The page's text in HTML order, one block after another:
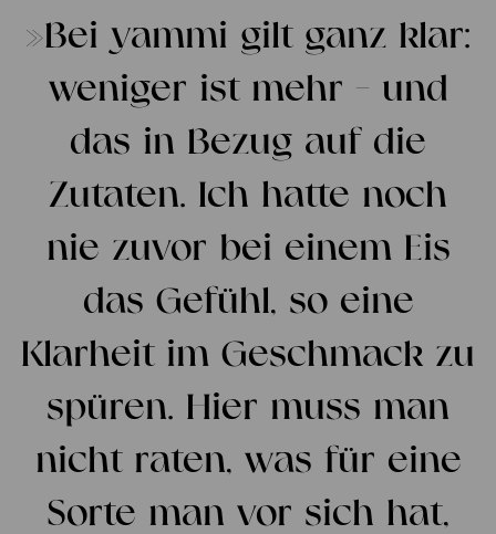
»Bei yammi gilt ganz klar:
weniger ist mehr - und
das in Bezug auf die
Zutaten. Ich hatte noch
nie zuvor bei einem Eis
das Gefühl, so eine
Klarheit im Geschmack zu
spüren. Hier muss man
nicht raten, was für eine
Sorte man vor sich hat,